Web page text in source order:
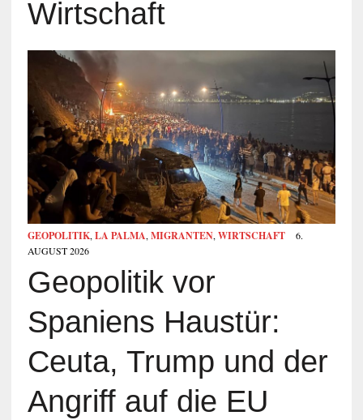
Wirtschaft
GEOPOLITIK,LA PALMA,MIGRANTEN,WIRTSCHAFT
6.
AUGUST 2026
Geopolitik vor
Spaniens Haustür:
Ceuta, Trump und der
Angriff auf die EU